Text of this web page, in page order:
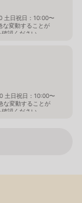
土日祝日：10:00〜
な変動することが
認ください
土日祝日：10:00〜
な変動することが
認ください